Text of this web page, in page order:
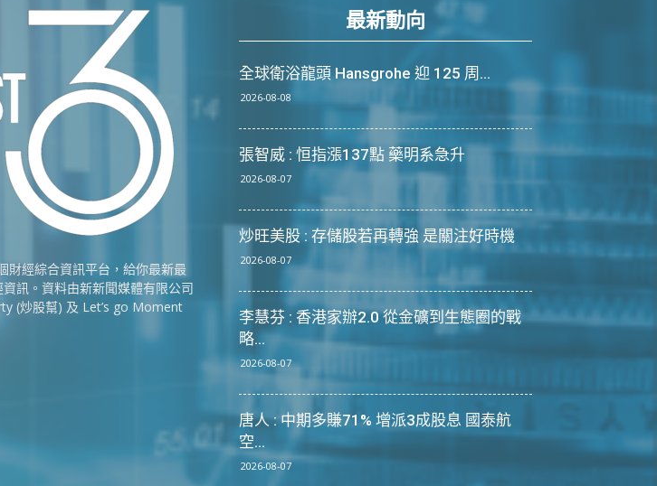
財經綜合資訊平台，給你最新最
訊。資料由新新聞媒體有限公司
(炒股幫) 及 Let’s go Moment
最新動向
全球衛浴龍頭 Hansgrohe 迎 125 周...
2026-08-08
張智威 : 恒指漲137點 藥明系急升
2026-08-07
炒旺美股 : 存儲股若再轉強 是關注好時機
2026-08-07
李慧芬 : 香港家辦2.0 從金礦到生態圈的戰
略...
2026-08-07
唐人 : 中期多賺71% 增派3成股息 國泰航
空...
2026-08-07